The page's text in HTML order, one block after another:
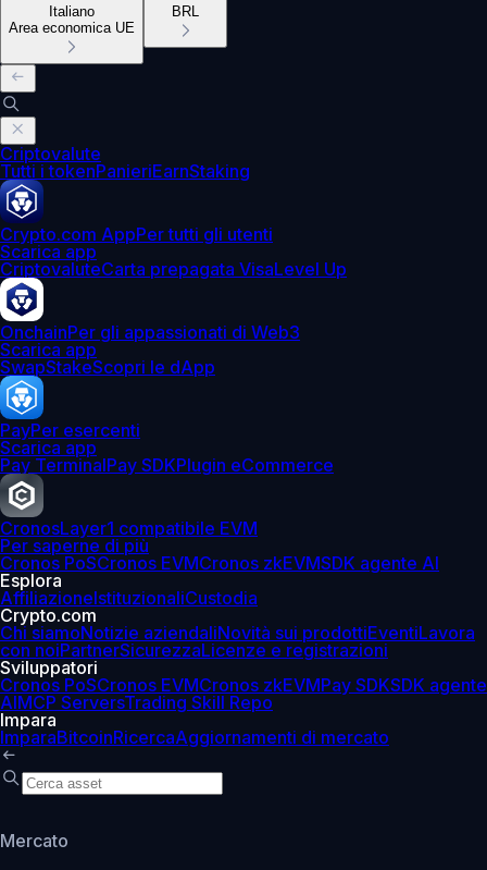
Italiano
Area economica UE
BRL
Criptovalute
Tutti i tokenPanieriEarnStaking
Crypto.com AppPer tutti gli utenti
Scarica app
CriptovaluteCarta prepagata VisaLevel Up
OnchainPer gli appassionati di Web3
Scarica app
SwapStakeScopri le dApp
PayPer esercenti
Scarica app
Pay TerminalPay SDKPlugin eCommerce
CronosLayer1 compatibile EVM
Per saperne di più
Cronos PoSCronos EVMCronos zkEVMSDK agente AI
Esplora
AffiliazioneIstituzionaliCustodia
Crypto.com
Chi siamoNotizie aziendaliNovità sui prodottiEventiLavora
con noiPartnerSicurezzaLicenze e registrazioni
Sviluppatori
Cronos PoSCronos EVMCronos zkEVMPay SDKSDK agente
AIMCP ServersTrading Skill Repo
Impara
ImparaBitcoinRicercaAggiornamenti di mercato
Mercato